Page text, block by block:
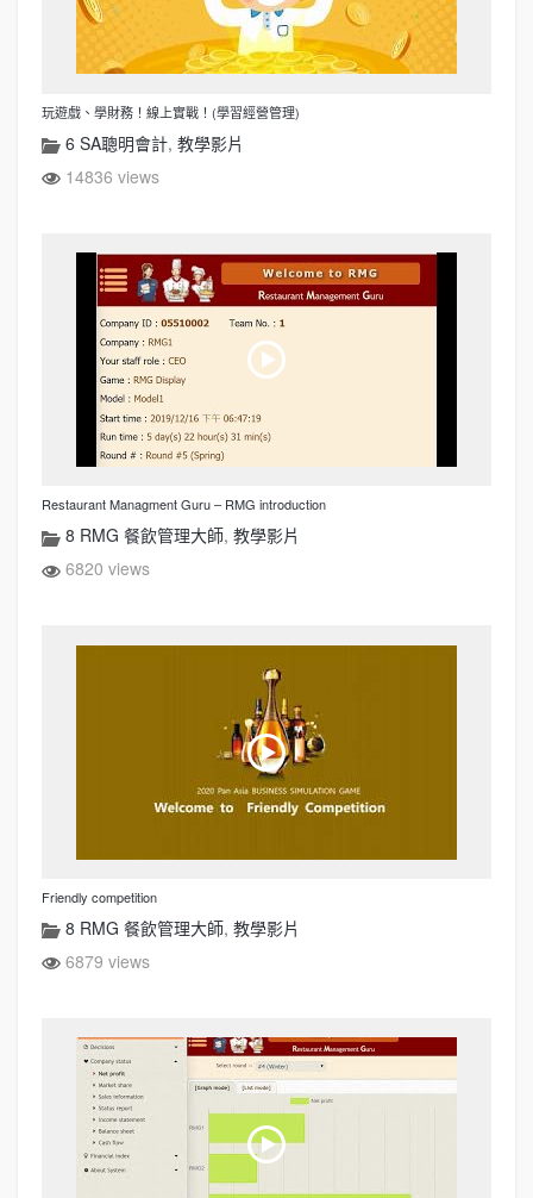
玩遊戲、學財務！線上實戰！(學習經營管理)
6 SA聰明會計, 教學影片
14836 views
Restaurant Managment Guru – RMG introduction
8 RMG 餐飲管理大師, 教學影片
6820 views
Friendly competition
8 RMG 餐飲管理大師, 教學影片
6879 views